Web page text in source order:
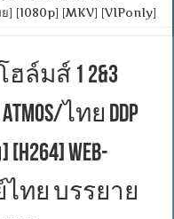
] [1080p] [MKV] [VIPonly]
ฮล์มส์ 1 2&3
ไทย DDP
WEB-
ย์ไทย บรรยาย